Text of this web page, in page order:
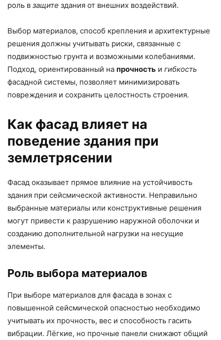
роль в защите здания от внешних воздействий.
Выбор материалов, способ крепления и архитектурные
решения должны учитывать риски, связанные с
подвижностью грунта и возможными колебаниями.
Подход, ориентированный на прочность и гибкость
фасадной системы, позволяет минимизировать
повреждения и сохранить целостность строения.
Как фасад влияет на
поведение здания при
землетрясении
Фасад оказывает прямое влияние на устойчивость
здания при сейсмической активности. Неправильно
выбранные материалы или конструктивные решения
могут привести к разрушению наружной оболочки и
созданию дополнительной нагрузки на несущие
элементы.
Роль выбора материалов
При выборе материалов для фасада в зонах с
повышенной сейсмической опасностью необходимо
учитывать их прочность, вес и способность гасить
вибрации. Лёгкие, но прочные панели снижают общий